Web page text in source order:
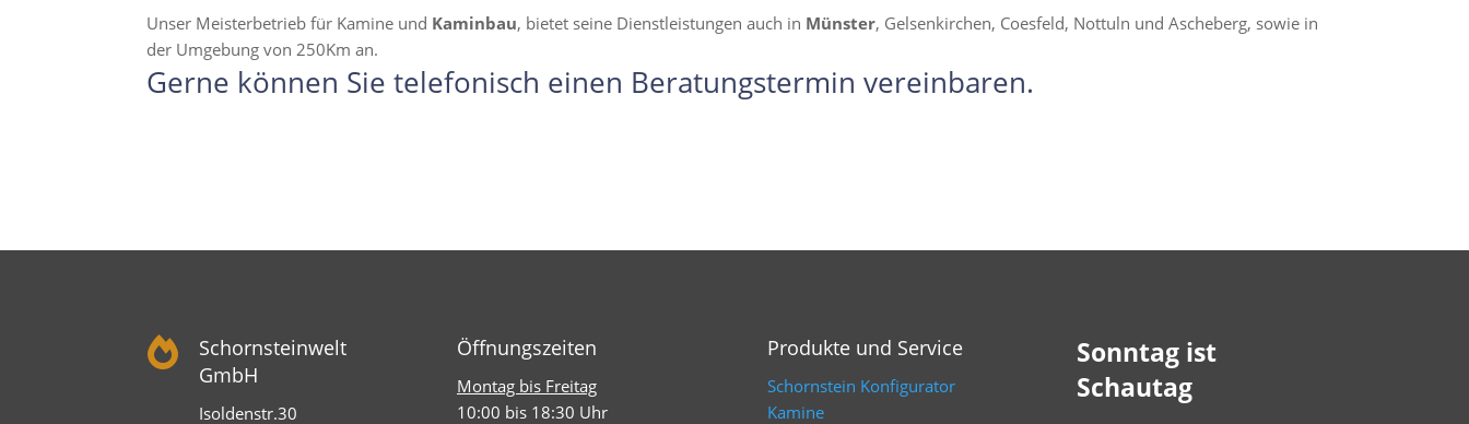
Unser Meisterbetrieb für Kamine und Kaminbau, bietet seine Dienstleistungen auch in Münster, Gelsenkirchen, Coesfeld, Nottuln und Ascheberg, sowie in
der Umgebung von 250Km an.
Gerne können Sie telefonisch einen Beratungstermin vereinbaren.

Schornsteinwelt
GmbH
Isoldenstr.30
Öffnungszeiten
Montag bis Freitag
10:00 bis 18:30 Uhr
Produkte und Service
Schornstein Konfigurator
Kamine
Sonntag ist
Schautag